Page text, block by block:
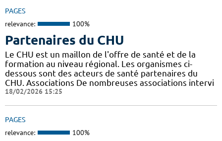
PAGES
relevance: 100%
Partenaires du CHU
Le CHU est un maillon de l'offre de santé et de la
formation au niveau régional. Les organismes ci-
dessous sont des acteurs de santé partenaires du
CHU. Associations De nombreuses associations intervi
18/02/2026 15:25
PAGES
relevance: 100%